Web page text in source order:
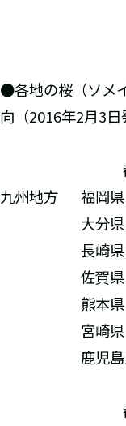
●各地の桜（ソメ
向（2016年2月3日
九州地方
福岡県
大分県
長崎県
佐賀県
熊本県
宮崎県
鹿児